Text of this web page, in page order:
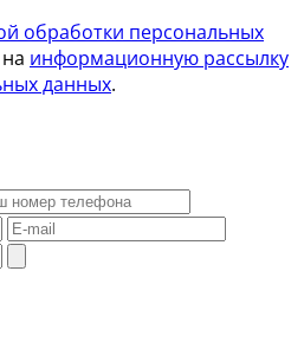
обработки персональных
информационную рассылку
данных.